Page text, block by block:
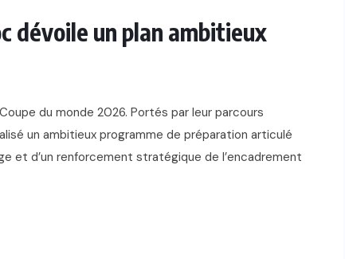
dévoile un plan ambitieux
du monde 2026. Portés par leur parcours
un ambitieux programme de préparation articulé
et d’un renforcement stratégique de l’encadrement